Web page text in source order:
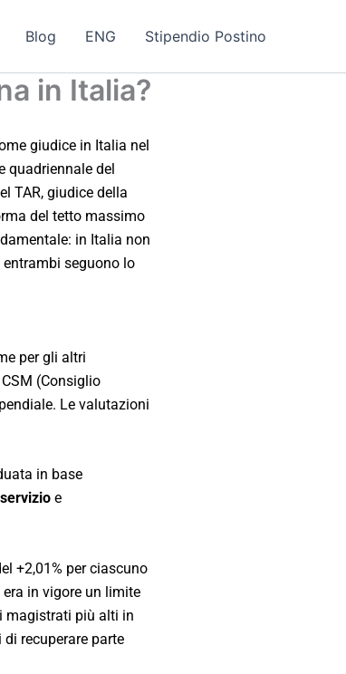
Blog ENG Stipendio Postino
in Italia?
giudice in Italia nel
quadriennale del
TAR, giudice della
del tetto massimo
in Italia non
seguono lo
per gli altri
(Consiglio
Le valutazioni
in base
e
+2,01% per ciascuno
in vigore un limite
magistrati più alti in
recuperare parte